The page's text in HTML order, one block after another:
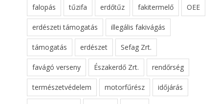
falopás tűzifa erdőtűz fakitermelő OEE
erdészeti támogatás illegális fakivágás
támogatás erdészet Sefag Zrt.
favágó verseny Északerdő Zrt. rendőrség
természetvédelem motorfűrész időjárás